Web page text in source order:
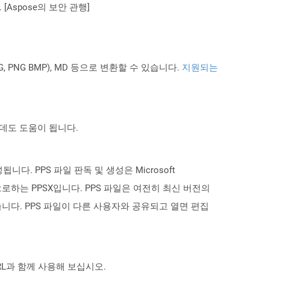
[Aspose의 보안 관행]
PNG BMP), MD 등으로 변환할 수 있습니다. 지원되는
도 도움이 됩니다.
니다. PPS 파일 판독 및 생성은 Microsoft
하는 PPSX입니다. PPS 파일은 여전히 ​​최신 버전의
다. PPS 파일이 다른 사용자와 공유되고 열면 편집
과 함께 사용해 보십시오.